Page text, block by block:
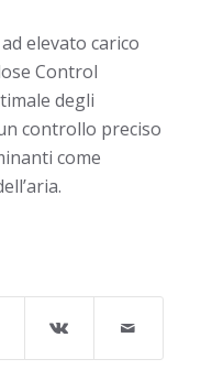
elevato carico
Control
degli
controllo preciso
come